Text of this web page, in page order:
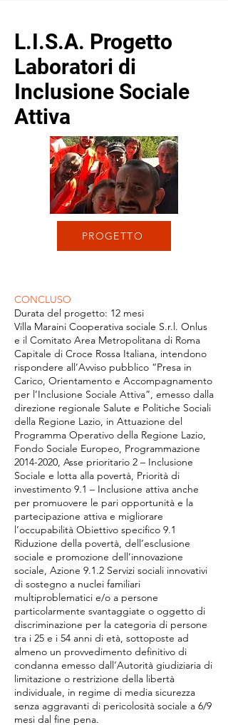
L.I.S.A. Progetto
Laboratori di
Inclusione Sociale
Attiva
PROGETTO
CONCLUSO
Durata del progetto: 12 mesi
Villa Maraini Cooperativa sociale S.r.l. Onlus
e il Comitato Area Metropolitana di Roma
Capitale di Croce Rossa Italiana, intendono
rispondere all’Avviso pubblico “Presa in
Carico, Orientamento e Accompagnamento
per l’Inclusione Sociale Attiva”, emesso dalla
direzione regionale Salute e Politiche Sociali
della Regione Lazio, in Attuazione del
Programma Operativo della Regione Lazio,
Fondo Sociale Europeo, Programmazione
2014-2020, Asse prioritario 2 – Inclusione
Sociale e lotta alla povertà, Priorità di
investimento 9.1 – Inclusione attiva anche
per promuovere le pari opportunità e la
partecipazione attiva e migliorare
l’occupabilità Obiettivo specifico 9.1
Riduzione della povertà, dell’esclusione
sociale e promozione dell’innovazione
sociale, Azione 9.1.2 Servizi sociali innovativi
di sostegno a nuclei familiari
multiproblematici e/o a persone
particolarmente svantaggiate o oggetto di
discriminazione per la categoria di persone
tra i 25 e i 54 anni di età, sottoposte ad
almeno un provvedimento definitivo di
condanna emesso dall’Autorità giudiziaria di
limitazione o restrizione della libertà
individuale, in regime di media sicurezza
senza aggravanti di pericolosità sociale a 6/9
mesi dal fine pena.